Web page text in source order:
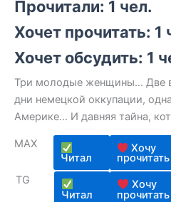
5.00из 5
на основе
пользователя
Прочитали: 1 чел.
Хочет прочитать: 1
Хочет обсудить: 1
Три молодые женщины… Две
дни немецкой оккупации,
Америке… И давняя тайна,
MAX
Читал
Хочу
прочитать
TG
Читал
Хочу
прочитать